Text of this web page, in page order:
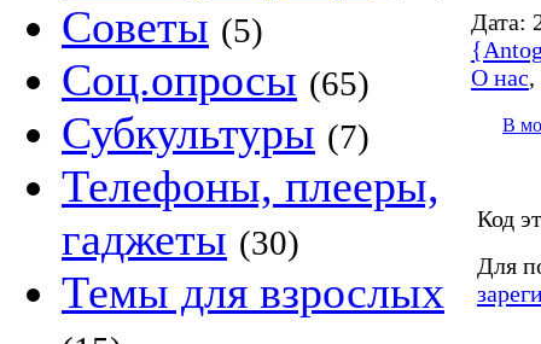
Советы (5)
Соц.опросы (65)
Субкультуры (7)
Телефоны, плееры,
гаджеты (30)
Темы для взрослых
Дата:
О нас
В
Код
Для